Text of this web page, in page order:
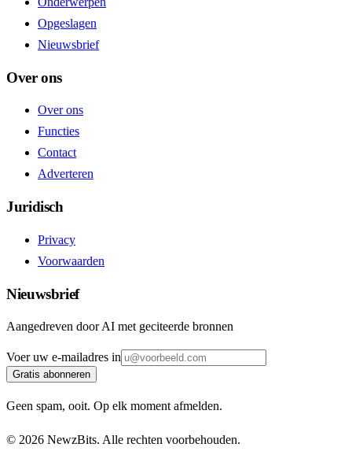
Opgeslagen
Nieuwsbrief
Over ons
Over ons
Functies
Contact
Adverteren
Juridisch
Privacy
Voorwaarden
Nieuwsbrief
Aangedreven door AI met geciteerde bronnen
Voer uw e-mailadres in
Gratis abonneren
Geen spam, ooit. Op elk moment afmelden.
© 2026 NewzBits. Alle rechten voorbehouden.